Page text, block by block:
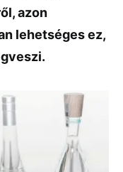
azon
lehetséges ez,